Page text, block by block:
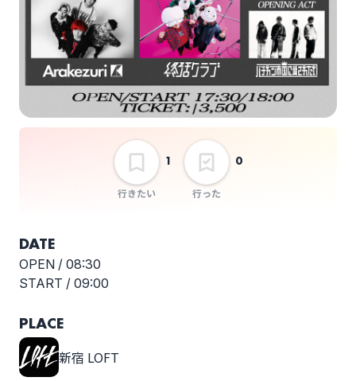
行きたい
1
行った
0
DATE
OPEN / 08:30
START / 09:00
PLACE
新宿 LOFT